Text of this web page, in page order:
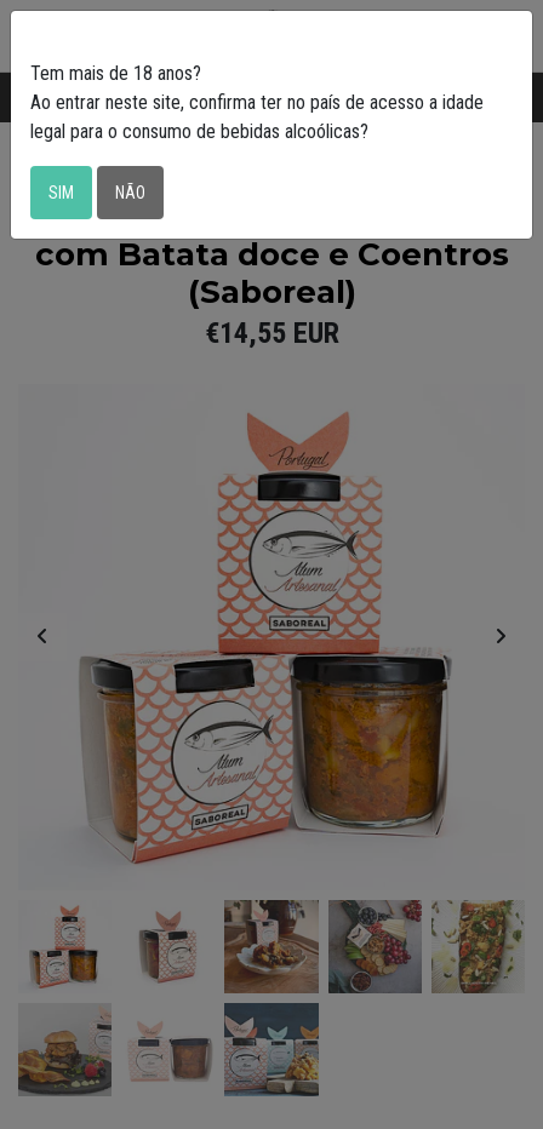
Transporte gratuito em Portugal a partir de50€
Pack de 3 Petiscadas de Atum
com Batata doce e Coentros
(Saboreal)
€14,55 EUR
Tem mais de 18 anos?
Ao entrar neste site, confirma ter no país de acesso a idade
legal para o consumo de bebidas alcoólicas?
SIM NÃO